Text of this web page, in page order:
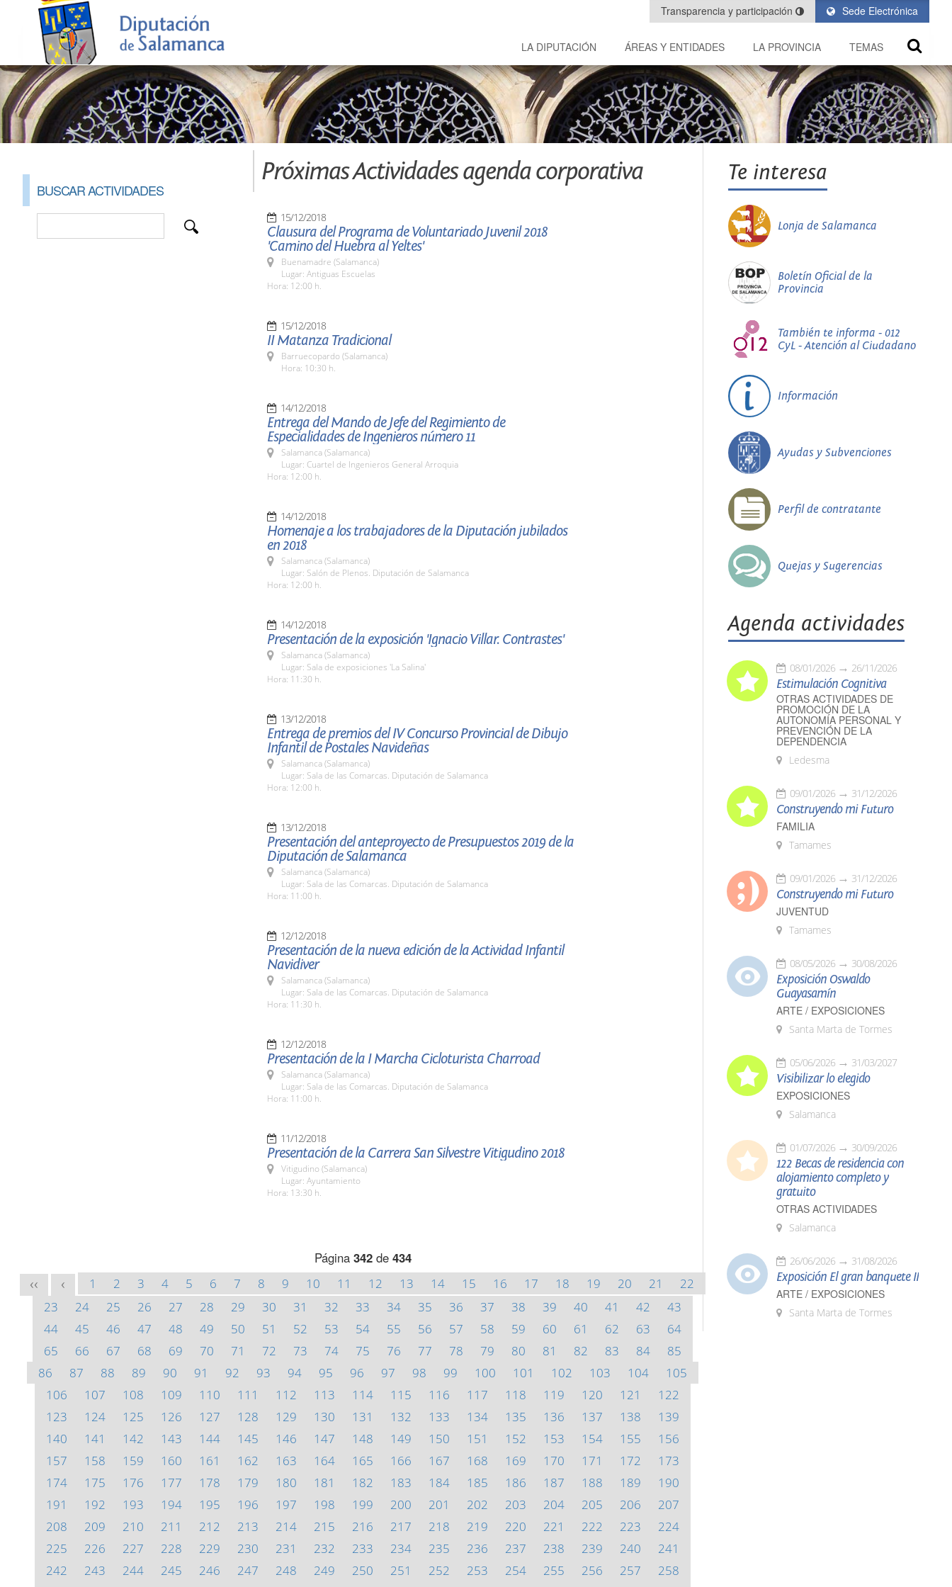
Sede Electrónica
Transparencia y participación
LA DIPUTACIÓN ÁREAS Y ENTIDADES LA PROVINCIA TEMAS
BUSCAR ACTIVIDADES
Próximas Actividades agenda corporativa
15/12/2018
Clausura del Programa de Voluntariado Juvenil 2018
'Camino del Huebra al Yeltes'
Buenamadre (Salamanca)
Lugar: Antiguas Escuelas
Hora: 12:00 h.
15/12/2018
II Matanza Tradicional
Barruecopardo (Salamanca)
Hora: 10:30 h.
14/12/2018
Entrega del Mando de Jefe del Regimiento de
Especialidades de Ingenieros número 11
Salamanca (Salamanca)
Lugar: Cuartel de Ingenieros General Arroquia
Hora: 12:00 h.
14/12/2018
Homenaje a los trabajadores de la Diputación jubilados
en 2018
Salamanca (Salamanca)
Lugar: Salón de Plenos. Diputación de Salamanca
Hora: 12:00 h.
14/12/2018
Presentación de la exposición 'Ignacio Villar. Contrastes'
Salamanca (Salamanca)
Lugar: Sala de exposiciones 'La Salina'
Hora: 11:30 h.
13/12/2018
Entrega de premios del IV Concurso Provincial de Dibujo
Infantil de Postales Navideñas
Salamanca (Salamanca)
Lugar: Sala de las Comarcas. Diputación de Salamanca
Hora: 12:00 h.
13/12/2018
Presentación del anteproyecto de Presupuestos 2019 de la
Diputación de Salamanca
Salamanca (Salamanca)
Lugar: Sala de las Comarcas. Diputación de Salamanca
Hora: 11:00 h.
12/12/2018
Presentación de la nueva edición de la Actividad Infantil
Navidiver
Salamanca (Salamanca)
Lugar: Sala de las Comarcas. Diputación de Salamanca
Hora: 11:30 h.
12/12/2018
Presentación de la I Marcha Cicloturista Charroad
Salamanca (Salamanca)
Lugar: Sala de las Comarcas. Diputación de Salamanca
Hora: 11:00 h.
11/12/2018
Presentación de la Carrera San Silvestre Vitigudino 2018
Vitigudino (Salamanca)
Lugar: Ayuntamiento
Hora: 13:30 h.
Página 342de 434
<< < 1 2 3 4 5 6 7 8 9 10 11 12 13 14 15 16 17 18 19 20 21
22
23
24 25 26 27 28 29 30 31 32 33 34 35 36 37 38 39 40 41 42
43
44
45 46 47 48 49 50 51 52 53 54 55 56 57 58 59 60 61 62 63
64
65
66 67 68 69 70 71 72 73 74 75 76 77 78 79 80 81 82 83 84
85
86
87 88 89 90 91 92 93 94 95 96 97 98 99 100 101 102 103 104
105
106
107 108 109 110 111 112 113 114 115 116 117 118 119 120 121
122
123
124 125 126 127 128 129 130 131 132 133 134 135 136 137 138
139
140
141 142 143 144 145 146 147 148 149 150 151 152 153 154 155
156
157
158 159 160 161 162 163 164 165 166 167 168 169 170 171 172
173
174
175 176 177 178 179 180 181 182 183 184 185 186 187 188 189
190
191
192 193 194 195 196 197 198 199 200 201 202 203 204 205 206
207
208
209 210 211 212 213 214 215 216 217 218 219 220 221 222 223
224
225
226 227 228 229 230 231 232 233 234 235 236 237 238 239 240
241
242
243 244 245 246 247 248 249 250 251 252 253 254 255 256 257
258
Te interesa
Lonja de Salamanca
Boletín Oficial de la
Provincia
También te informa - 012
CyL - Atención al Ciudadano
Información
Ayudas y Subvenciones
Perfil de contratante
Quejas y Sugerencias
Agenda actividades
08/01/2026 26/11/2026
Estimulación Cognitiva
OTRAS ACTIVIDADES DE
PROMOCIÓN DE LA
AUTONOMÍA PERSONAL Y
PREVENCIÓN DE LA
DEPENDENCIA
Ledesma
09/01/2026 31/12/2026
Construyendo mi Futuro
FAMILIA
Tamames
09/01/2026 31/12/2026
Construyendo mi Futuro
JUVENTUD
Tamames
08/05/2026 30/08/2026
Exposición Oswaldo
Guayasamín
ARTE / EXPOSICIONES
Santa Marta de Tormes
05/06/2026 31/03/2027
Visibilizar lo elegido
EXPOSICIONES
Salamanca
01/07/2026 30/09/2026
122 Becas de residencia con
alojamiento completo y
gratuito
OTRAS ACTIVIDADES
Salamanca
26/06/2026 31/08/2026
Exposición El gran banquete II
ARTE / EXPOSICIONES
Santa Marta de Tormes